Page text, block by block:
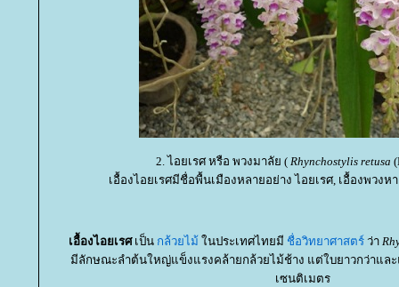
2. ไอยเรศ หรือ พวงมาลัย ( Rhynchostylis retusa
เอื้องไอยเรศมีชื่อพื้นเมืองหลายอย่าง ไอยเรศ, เอื้องพวงห
เอื้องไอยเรศเป็น กล้วยไม้ นประเทศไทยมี ชื่อวิทยาศาสตร์ว่า
มีลักษณะลำต้นใหญ่แข็งแรงคล้ายกล้วยไม้ช้าง แต่ใบยาวกว่าและ
เซนติเมตร